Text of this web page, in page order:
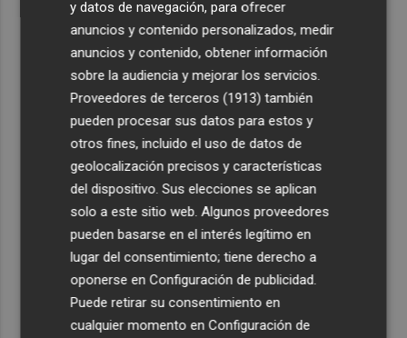
y datos de navegación, para ofrecer
anuncios y contenido personalizados, medir
anuncios y contenido, obtener información
sobre la audiencia y mejorar los servicios.
Proveedores de terceros (1913) también
pueden procesar sus datos para estos y
otros fines, incluido el uso de datos de
geolocalización precisos y características
del dispositivo. Sus elecciones se aplican
solo a este sitio web. Algunos proveedores
pueden basarse en el interés legítimo en
lugar del consentimiento; tiene derecho a
oponerse enConfiguración de publicidad
Puede retirar su consentimiento en
cualquier momento enConfiguración de